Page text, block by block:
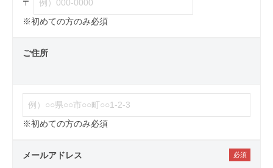
〒
※初めての方のみ必須
ご住所
※初めての方のみ必須
メールアドレス